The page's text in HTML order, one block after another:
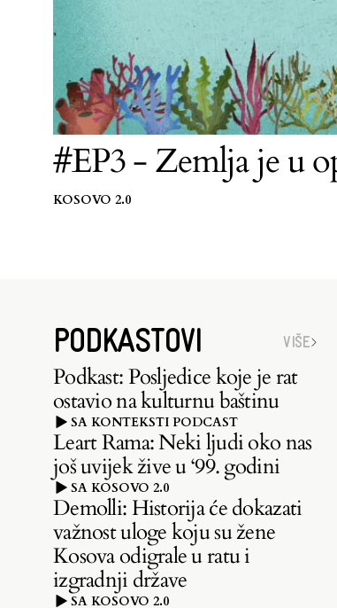
#EP3 - Zemlja je u
KOSOVO 2.0
PODKASTOVI VIŠE
Podkast: Posljedice koje je rat
ostavio na kulturnu baštinu
SA KONTEKSTI PODCAST
Leart Rama: Neki ljudi oko nas
još uvijek žive u ‘99. godini
SA KOSOVO 2.0
Demolli: Historija će dokazati
važnost uloge koju su žene
Kosova odigrale u ratu i
izgradnji države
SA KOSOVO 2.0